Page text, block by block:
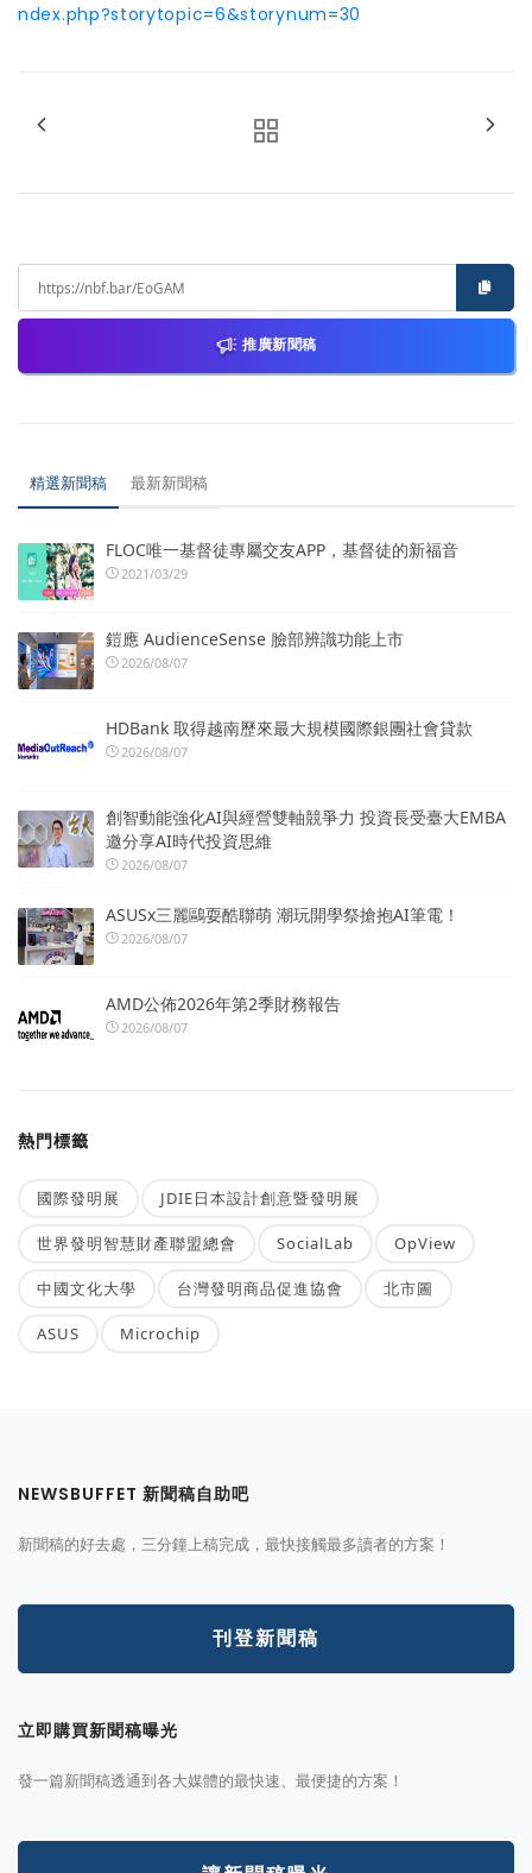
ndex.php?storytopic=6&storynum=30
推廣新聞稿
精選新聞稿 最新新聞稿
FLOC唯一基督徒專屬交友APP，基督徒的新福音
2021/03/29
鎧應 AudienceSense 臉部辨識功能上市
2026/08/07
HDBank 取得越南歷來最大規模國際銀團社會貸款
2026/08/07
創智動能強化AI與經營雙軸競爭力 投資長受臺大EMBA
邀分享AI時代投資思維
2026/08/07
ASUSx三麗鷗耍酷聯萌 潮玩開學祭搶抱AI筆電！
2026/08/07
AMD公佈2026年第2季財務報告
2026/08/07
熱門標籤
國際發明展 JDIE日本設計創意暨發明展
世界發明智慧財產聯盟總會 SocialLab OpView
中國文化大學 台灣發明商品促進協會 北市圖
ASUS Microchip
NEWSBUFFET 新聞稿自助吧
新聞稿的好去處，三分鐘上稿完成，最快接觸最多讀者的方案！
刊登新聞稿
立即購買新聞稿曝光
發一篇新聞稿透通到各大媒體的最快速、最便捷的方案！